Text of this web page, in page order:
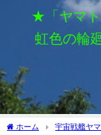
★「ヤマト
虹色の輪
ホーム 宇宙戦艦ヤマ